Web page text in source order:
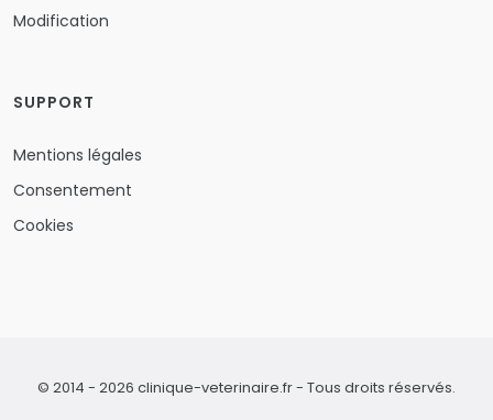
Modification
SUPPORT
Mentions légales
Consentement
Cookies
© 2014 - 2026 clinique-veterinaire.fr - Tous droits réservés.